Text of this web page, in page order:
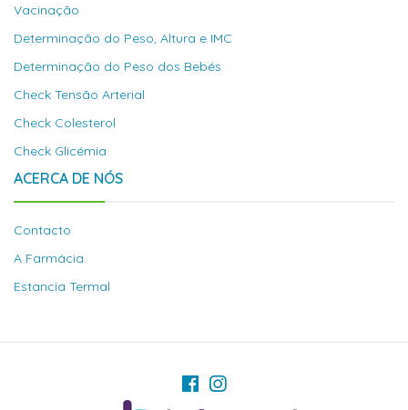
Vacinação
Determinação do Peso, Altura e IMC
Determinação do Peso dos Bebés
Check Tensão Arterial
Check Colesterol
Check Glicémia
ACERCA DE NÓS
Contacto
A Farmácia
Estancia Termal